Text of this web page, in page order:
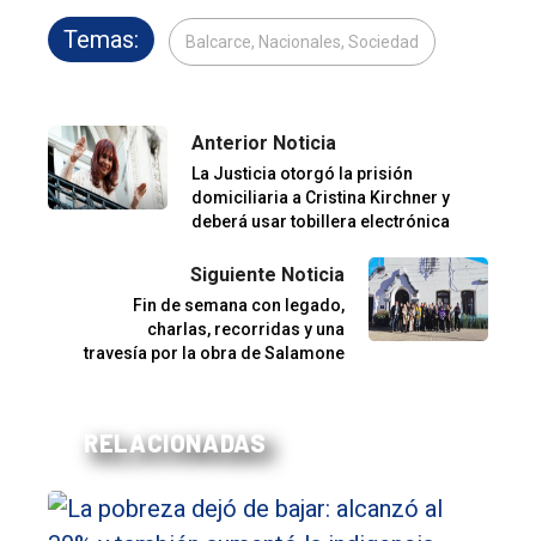
Temas: Balcarce, Nacionales, Sociedad
Anterior Noticia
La Justicia otorgó la prisión
domiciliaria a Cristina Kirchner y
deberá usar tobillera electrónica
Siguiente Noticia
Fin de semana con legado,
charlas, recorridas y una
travesía por la obra de Salamone
RELACIONADAS